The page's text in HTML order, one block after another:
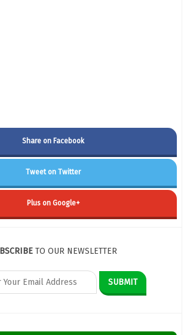
Share on Facebook
Tweet on Twitter
Plus on Google+
TO OUR NEWSLETTER